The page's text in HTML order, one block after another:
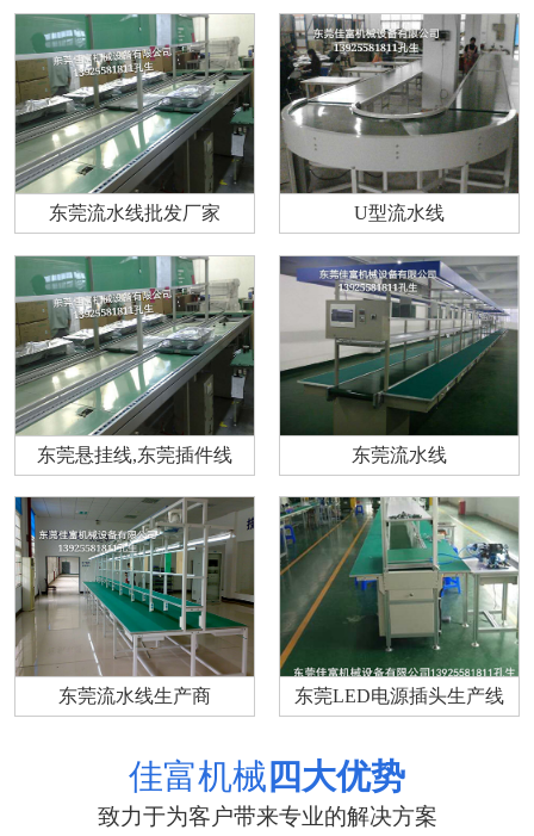
东莞流水线批发厂家 U型流水线
东莞悬挂线,东莞插件线 东莞流水线
东莞流水线生产商 东莞LED电源插头生产线
佳富机械 四大优势
致力于为客户带来专业的解决方案